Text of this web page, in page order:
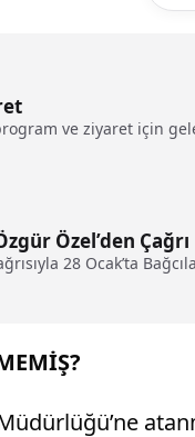
ve ziyaret için
Özel’den Çağrı
28 Ocak’ta